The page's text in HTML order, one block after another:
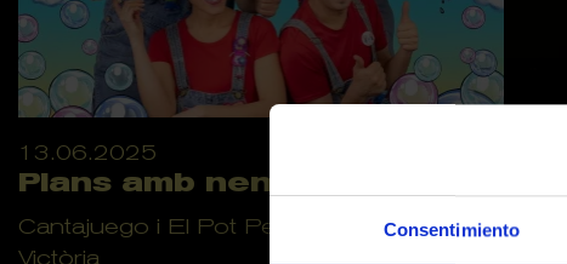
Consentimiento
13.06.2025
Plans amb nens a Barcelona
Cantajuego i El Pot Petit arriben al Teatre
Victòria